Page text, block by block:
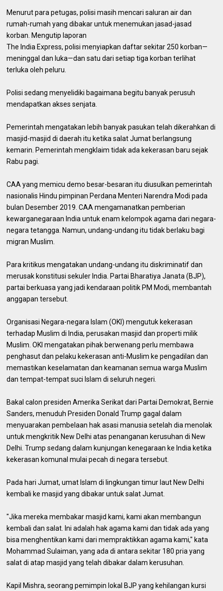
Menurut para petugas, polisi masih mencari saluran air dan
rumah-rumah yang dibakar untuk menemukan jasad-jasad
korban. Mengutip laporan
The India Express, polisi menyiapkan daftar sekitar 250 korban—
meninggal dan luka—dan satu dari setiap tiga korban terlihat
terluka oleh peluru.
Polisi sedang menyelidiki bagaimana begitu banyak perusuh
mendapatkan akses senjata.
Pemerintah mengatakan lebih banyak pasukan telah dikerahkan di
masjid-masjid di daerah itu ketika salat Jumat berlangsung
kemarin. Pemerintah mengklaim tidak ada kekerasan baru sejak
Rabu pagi.
CAA yang memicu demo besar-besaran itu diusulkan pemerintah
nasionalis Hindu pimpinan Perdana Menteri Narendra Modi pada
bulan Desember 2019. CAA mengamanatkan pemberian
kewarganegaraan India untuk enam kelompok agama dari negara-
negara tetangga. Namun, undang-undang itu tidak berlaku bagi
migran Muslim.
Para kritikus mengatakan undang-undang itu diskriminatif dan
merusak konstitusi sekuler India. Partai Bharatiya Janata (BJP),
partai berkuasa yang jadi kendaraan politik PM Modi, membantah
anggapan tersebut.
Organisasi Negara-negara Islam (OKI) mengutuk kekerasan
terhadap Muslim di India, perusakan masjid dan properti milik
Muslim. OKI mengatakan pihak berwenang perlu membawa
penghasut dan pelaku kekerasan anti-Muslim ke pengadilan dan
memastikan keselamatan dan keamanan semua warga Muslim
dan tempat-tempat suci Islam di seluruh negeri.
Bakal calon presiden Amerika Serikat dari Partai Demokrat, Bernie
Sanders, menuduh Presiden Donald Trump gagal dalam
menyuarakan pembelaan hak asasi manusia setelah dia menolak
untuk mengkritik New Delhi atas penanganan kerusuhan di New
Delhi. Trump sedang dalam kunjungan kenegaraan ke India ketika
kekerasan komunal mulai pecah di negara tersebut.
Pada hari Jumat, umat Islam di lingkungan timur laut New Delhi
kembali ke masjid yang dibakar untuk salat Jumat.
"Jika mereka membakar masjid kami, kami akan membangun
kembali dan salat. Ini adalah hak agama kami dan tidak ada yang
bisa menghentikan kami dari mempraktikkan agama kami," kata
Mohammad Sulaiman, yang ada di antara sekitar 180 pria yang
salat di atap masjid yang telah dibakar dalam kerusuhan.
Kapil Mishra, seorang pemimpin lokal BJP yang kehilangan kursi